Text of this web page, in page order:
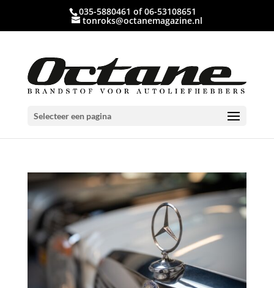
035-5880461 of 06-53108651
tonroks@octanemagazine.nl
Selecteer een pagina